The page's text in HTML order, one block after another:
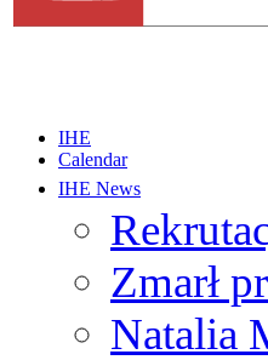
IHE
Calendar
IHE News
Zmarł
Natalia